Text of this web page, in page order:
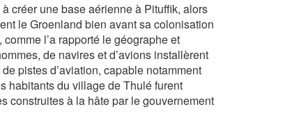
créer une base aérienne à Pituffik, alors
le Groenland bien avant sa colonisation
l’a rapporté le géographe et
de navires et d’avions installèrent
pistes d’aviation, capable notamment
habitants du village de Thulé furent
construites à la hâte par le gouvernement